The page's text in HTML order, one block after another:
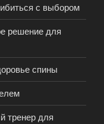
с выбором
решение для
спины
тренер для